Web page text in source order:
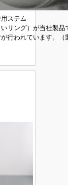
ステム
リング）が当社製
われています。（